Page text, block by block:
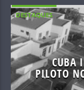
DESTAQUES
CUBA
PILOTO